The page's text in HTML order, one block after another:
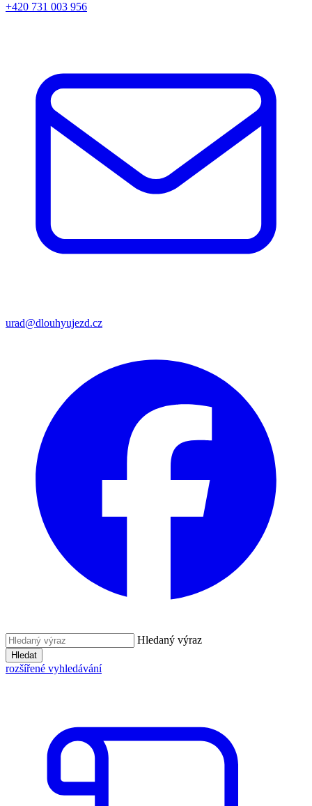
+420 731 003 956
urad@dlouhyujezd.cz
Hledaný výraz
Hledat
rozšířené vyhledávání